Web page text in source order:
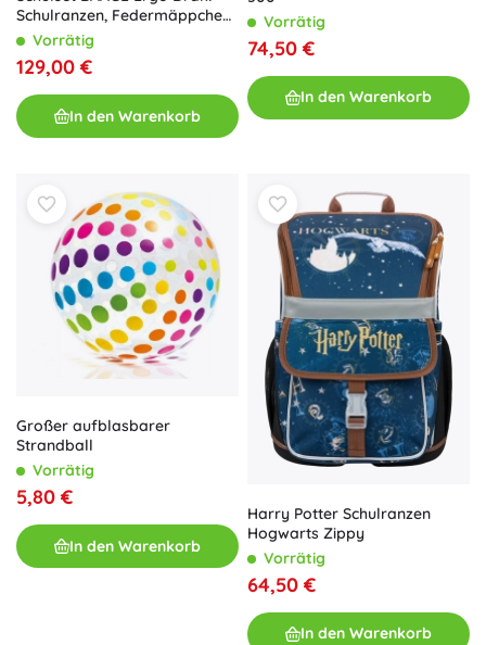
Schulranzen, Federmäppchen,
Beutel
Vorrätig
129,00 €
In den Warenkorb
Vorrätig
74,50 €
In den Warenkorb
Großer aufblasbarer
Strandball
Vorrätig
5,80 €
In den Warenkorb
Harry Potter Schulranzen
Hogwarts Zippy
Vorrätig
64,50 €
In den Warenkorb